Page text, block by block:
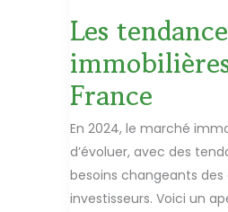
Les
France
En 2024, le marché
d’évoluer, avec des
besoins changeants
investisseurs. Voici un